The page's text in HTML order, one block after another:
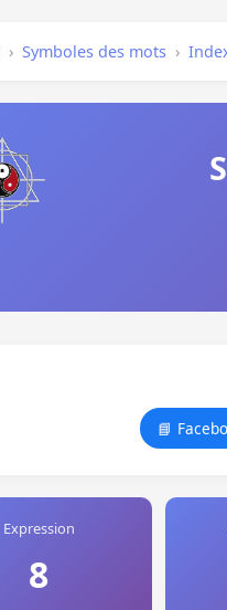
› Symboles des mots ›
📘
Expression
8